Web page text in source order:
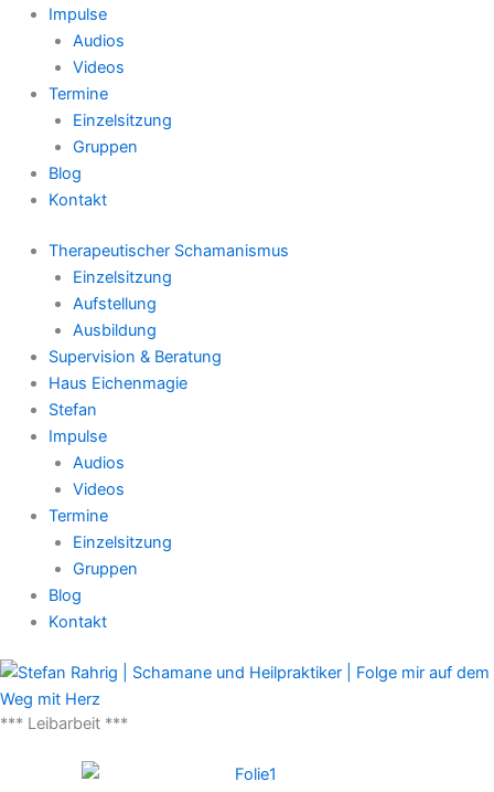
Impulse
Audios
Videos
Termine
Einzelsitzung
Gruppen
Blog
Kontakt
Therapeutischer Schamanismus
Einzelsitzung
Aufstellung
Ausbildung
Supervision & Beratung
Haus Eichenmagie
Stefan
Impulse
Audios
Videos
Termine
Einzelsitzung
Gruppen
Blog
Kontakt
*** Leibarbeit ***